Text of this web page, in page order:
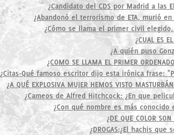
¿Candidato del CDS por Madrid a las
¿Abandonó el terrorismo de ETA, murió
¿Cómo se llama el primer civil
¿CUAL ES
¿A quién puso
¿COMO SE LLAMA EL PRIMER
¿Citas-Qué famoso escritor dijo esta irónica frase:
¿A QUÉ EXPLOSIVA MUJER HEMOS VISTO
¿Cameos de Alfred Hitchcock: ¿En que
¿Con qué nombre es más conocido
¿DE QUE COLOR
¿DROGAS:¿El hachis